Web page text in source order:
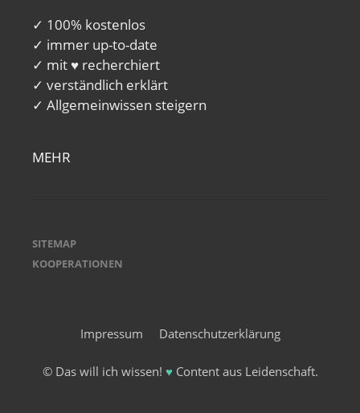
✓ 100% kostenlos
✓ immer up-to-date
✓ mit ♥ recherchiert
✓ verständlich erklärt
✓ Allgemeinwissen steigern
MEHR
SITEMAP
KOOPERATIONEN
Impressum Datenschutzerklärung
© Das will ich wissen! ♥ Content aus Leidenschaft.